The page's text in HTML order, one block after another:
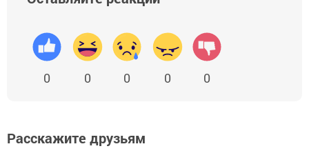
0 0 0 0 0
Расскажите друзьям